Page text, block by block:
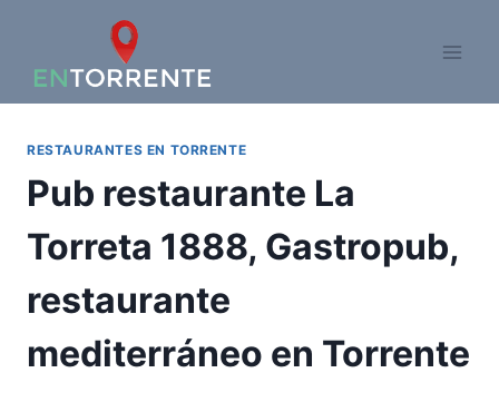
contenido
RESTAURANTES EN TORRENTE
Pub restaurante La
Torreta 1888, Gastropub,
restaurante
mediterráneo en Torrente